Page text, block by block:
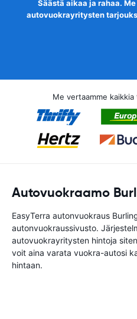
Säästä aikaa ja rahaa.
autovuokrayritysten
Me vertaamme
Autovuokraamo
EasyTerra autonvuokraus
autonvuokraussivusto.
autovuokrayritysten hintoja
voit aina varata vuokra-autosi
hintaan.